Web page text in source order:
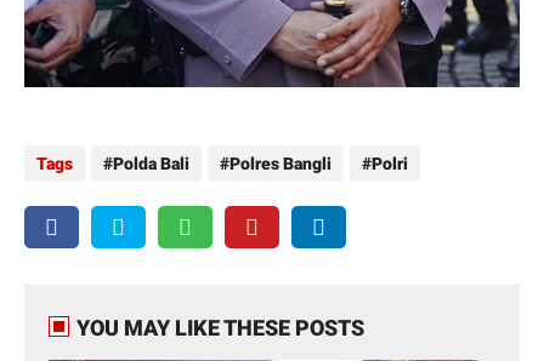
Tags Polda Bali Polres Bangli Polri
YOU MAY LIKE THESE POSTS